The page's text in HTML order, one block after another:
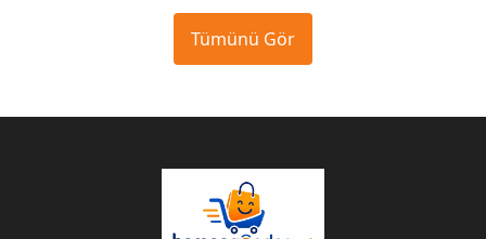
Tümünü Gör